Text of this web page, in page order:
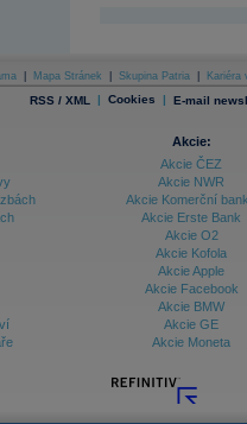
Mapa Stránek Skupina Patria Kariéra
RSS / XML | Cookies | E-mail
Akcie:
Akcie ČEZ
Akcie NWR
Akcie Komerční
Akcie Erste Bank
Akcie O2
Akcie Kofola
Akcie Apple
Akcie Facebook
Akcie BMW
Akcie GE
Akcie Moneta